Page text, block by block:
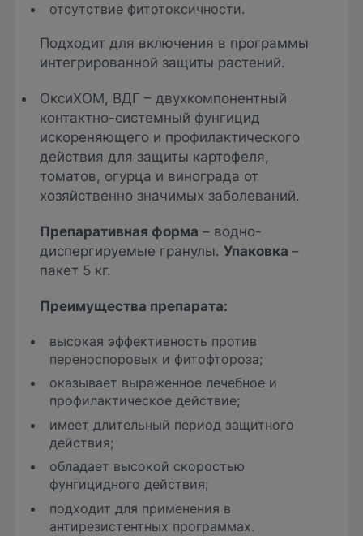
отсутствие фитотоксичности.
Подходит для включения в программы
интегрированной защиты растений.
ОксиХОМ, ВДГ – двухкомпонентный
контактно-системный фунгицид
искореняющего и профилактического
действия для защиты картофеля,
томатов, огурца и винограда от
хозяйственно значимых заболеваний.
Препаративная форма – водно-
диспергируемые гранулы. Упаковка–
пакет 5 кг.
Преимущества препарата:
высокая эффективность против
переноспоровых и фитофтороза;
оказывает выраженное лечебное и
профилактическое действие;
имеет длительный период защитного
действия;
обладает высокой скоростью
фунгицидного действия;
подходит для применения в
антирезистентных программах.